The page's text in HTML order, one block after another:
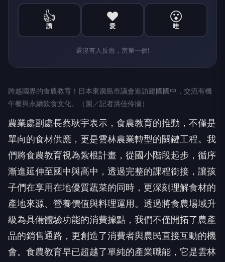
👍
讚
❤️
愛
😮
哇
還沒有人反應，當第一個!
跨越國界的食農教育！日本東廣島市議會造訪建國國中，交流有機
午餐與永續飲食文化。（圖／記者洪佳伶攝）
農業處副處長蔡耿宇表示，食農教育的推動，不僅是
單向的食材供應，更是雲林農業轉型的關鍵工程。我
們將食農教育視為紮根計畫，從國小階段起步，循序
漸進延伸至國中與高中，透過完整的課程銜接，讓孩
子們在享用在地優質蔬菜的同時，更深刻理解食材的
產地來源、營養價值與料理運用。透過將食農場域升
級為具備體驗功能的消費據點，我們不僅開拓了農產
品的銷售通路，更創造了消費者與農民直接互動的機
會。食農教育早已超越了單純的產業職能，它是雲林